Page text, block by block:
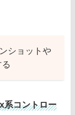
ショットや
系コントロー